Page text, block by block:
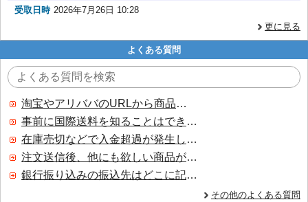
受取日時 2026年7月26日 10:28
更に見る
よくある質問
淘宝やアリババのURLから商品を探すことはできますか？
事前に国際送料を知ることはできますか？
在庫売切などで入金超過が発生した場合はいつ返金されますか？
注文送信後、他にも欲しい商品が見つかった場合、追加注文できますか？
銀行振り込みの振込先はどこに記載されていますか？
その他のよくある質問